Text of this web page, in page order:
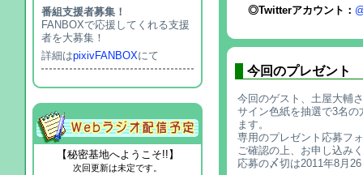
◎Twitterアカウント：
今回のプレゼント
今回のゲスト、土屋大輔
サイン色紙を抽選で3名
ます。
専用のプレゼント応募フ
ご確認の上、お申し込み
応募の〆切は2011年8月
番組支援者募集！
FANBOXで応援してくれる支援
者を大募集！
詳細はpixivFANBOXにて
【秘密基地へようこそ!!】
次回更新は未定です。